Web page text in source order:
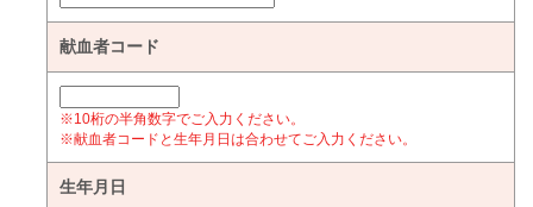
献血者コード
※10桁の半角数字でご入力ください。
※献血者コードと生年月日は合わせてご入力ください。
生年月日